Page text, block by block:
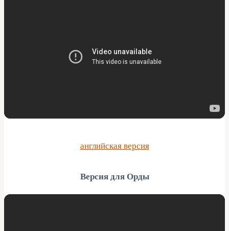
английская версия
Версия для Орды